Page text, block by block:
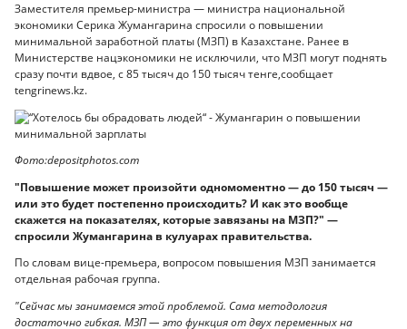
Заместителя премьер-министра — министра национальной
экономики Серика Жумангарина спросили о повышении
минимальной заработной платы (МЗП) в Казахстане. Ранее в
Министерстве нацэкономики не исключили, что МЗП могут поднять
сразу почти вдвое, с 85 тысяч до 150 тысяч тенге,cообщает
tengrinews.kz.
Фото:depositphotos.com
"Повышение может произойти одномоментно — до 150 тысяч —
или это будет постепенно происходить? И как это вообще
скажется на показателях, которые завязаны на МЗП?" —
спросили Жумангарина в кулуарах правительства.
По словам вице-премьера, вопросом повышения МЗП занимается
отдельная рабочая группа.
"Сейчас мы занимаемся этой проблемой. Сама методология
достаточно гибкая. МЗП — это функция от двух переменных на